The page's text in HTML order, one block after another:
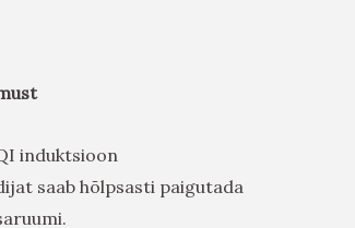
induktsioon
saab hõlpsasti paigutada